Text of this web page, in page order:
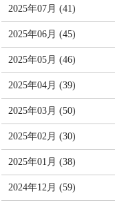
2025年07月 (41)
2025年06月 (45)
2025年05月 (46)
2025年04月 (39)
2025年03月 (50)
2025年02月 (30)
2025年01月 (38)
2024年12月 (59)